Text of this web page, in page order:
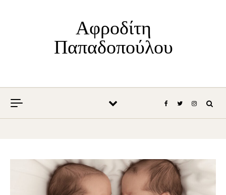
Αφροδίτη
Παπαδοπούλου